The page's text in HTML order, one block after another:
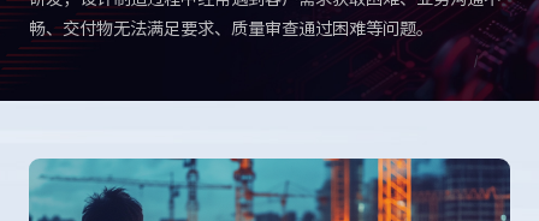
畅、交付物无法满足要求、质量审查通过困难等问题。